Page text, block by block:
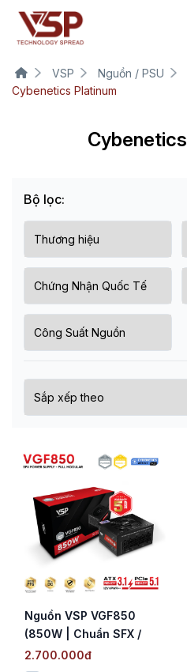
VSP Nguồn / PSU
Cybenetics Platinum
Cybenetics
Bộ lọc:
Nguồn VSP VGF850
(850W | Chuẩn SFX /
Cybenetics Platinum |
2.700.000đ